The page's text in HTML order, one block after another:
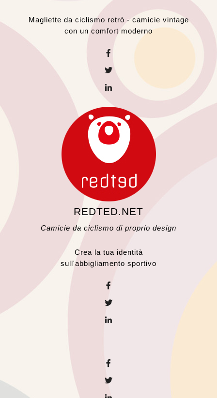
Magliette da ciclismo retrò - camicie vintage
con un comfort moderno
REDTED.NET
Camicie da ciclismo di proprio design
Crea la tua identità
sull'abbigliamento sportivo